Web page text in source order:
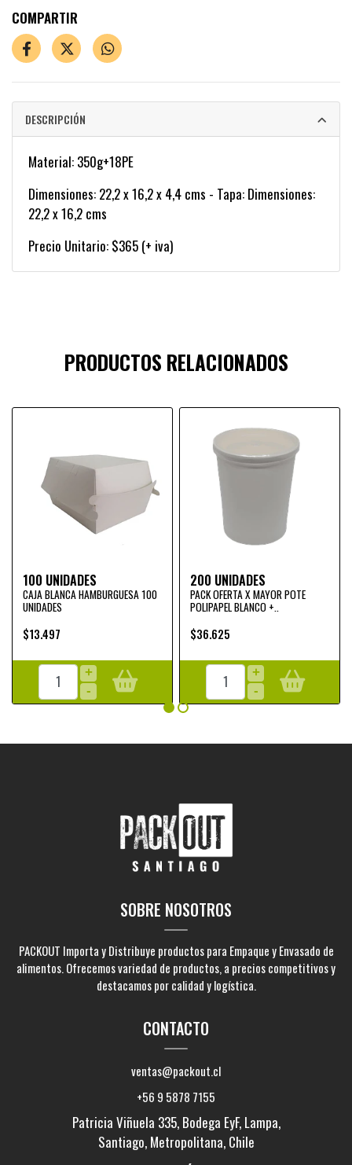
COMPARTIR
DESCRIPCIÓN
Material: 350g+18PE
Dimensiones: 22,2 x 16,2 x 4,4 cms - Tapa: Dimensiones:
22,2 x 16,2 cms
Precio Unitario: $365 (+ iva)
PRODUCTOS RELACIONADOS
100 UNIDADES
CAJA BLANCA HAMBURGUESA 100
UNIDADES
$13.497
+
-
200 UNIDADES
PACK OFERTA X MAYOR POTE
POLIPAPEL BLANCO +..
$36.625
+
-
SOBRE NOSOTROS
PACKOUT Importa y Distribuye productos para Empaque y Envasado de
alimentos. Ofrecemos variedad de productos, a precios competitivos y
destacamos por calidad y logística.
CONTACTO
ventas@packout.cl
+56 9 5878 7155
Patricia Viñuela 335, Bodega EyF, Lampa,
Santiago, Metropolitana, Chile